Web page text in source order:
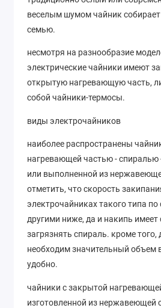
веселым шумом чайник
семью.
несмотря на разнообразие
электрические чайники имеют
открытую нагревающую часть,
собой чайники-термосы.
виды электрочайников
наиболее распространены
нагревающей частью - спиралью
или выполненной из
отметить, что скорость
электрочайниках такого типа
другими ниже, да и накипь имеет
загрязнять спираль. кроме того,
необходим значительный объем
удобно.
чайники с закрытой
изготовленной из нержавеющей